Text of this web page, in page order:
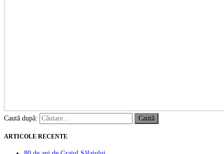
Caută după:
ARTICOLE RECENTE